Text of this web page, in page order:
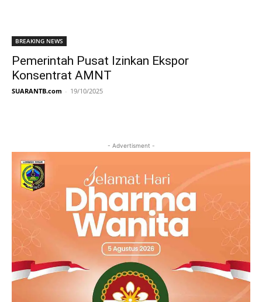
BREAKING NEWS
Pemerintah Pusat Izinkan Ekspor
Konsentrat AMNT
SUARANTB.com - 19/10/2025
- Advertisment -